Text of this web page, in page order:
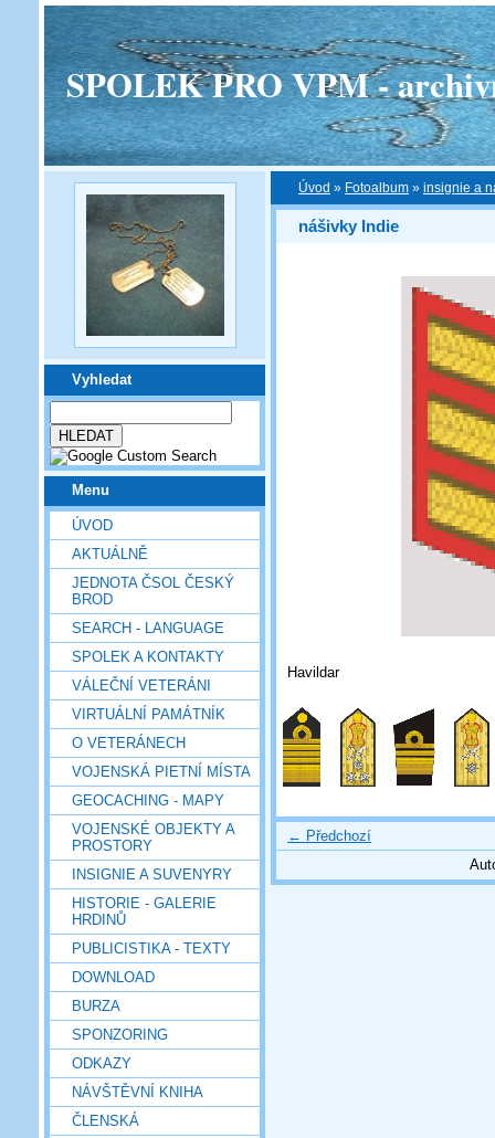
SPOLEK PRO VPM -
Vyhledat
Menu
ÚVOD
AKTUÁLNĚ
JEDNOTA ČSOL ČESKÝ
BROD
SEARCH - LANGUAGE
SPOLEK A KONTAKTY
VÁLEČNÍ VETERÁNI
VIRTUÁLNÍ PAMÁTNÍK
O VETERÁNECH
VOJENSKÁ PIETNÍ MÍSTA
GEOCACHING - MAPY
VOJENSKÉ OBJEKTY A
PROSTORY
INSIGNIE A SUVENYRY
HISTORIE - GALERIE
HRDINŮ
PUBLICISTIKA - TEXTY
DOWNLOAD
BURZA
SPONZORING
ODKAZY
NÁVŠTĚVNÍ KNIHA
ČLENSKÁ
Úvod » Fotoalbum » insignie a
nášivky Indie
Havildar
← Předchozí